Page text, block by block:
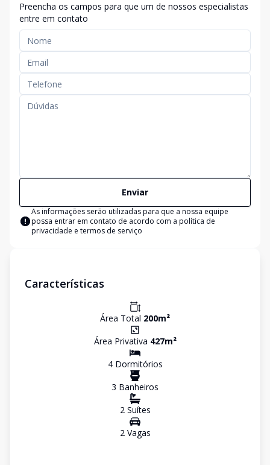
Preencha os campos para que um de nossos especialistas
entre em contato
Enviar
As informações serão utilizadas para que a nossa equipe
possa entrar em contato de acordo com a política de
privacidade e termos de serviço
Características
Área Total 200m²
Área Privativa 427m²
4Dormitórios
3 Banheiros
2Suítes
2Vagas